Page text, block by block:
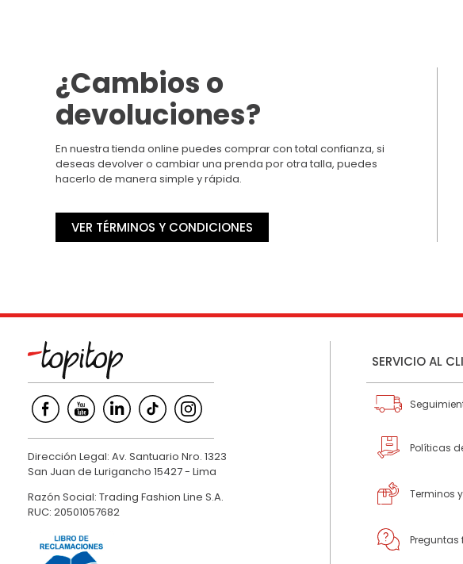
¿Cambios o
devoluciones?
En nuestra tienda online puedes comprar con total confianza, si
deseas devolver o cambiar una prenda por otra talla, puedes
hacerlo de manera simple y rápida.
VER TÉRMINOS Y CONDICIONES
Dirección Legal: Av. Santuario Nro. 1323
San Juan de Lurigancho 15427 - Lima
Razón Social: Trading Fashion Line S.A.
RUC: 20501057682
SERVICIO AL
Políticas
Terminos
Preguntas